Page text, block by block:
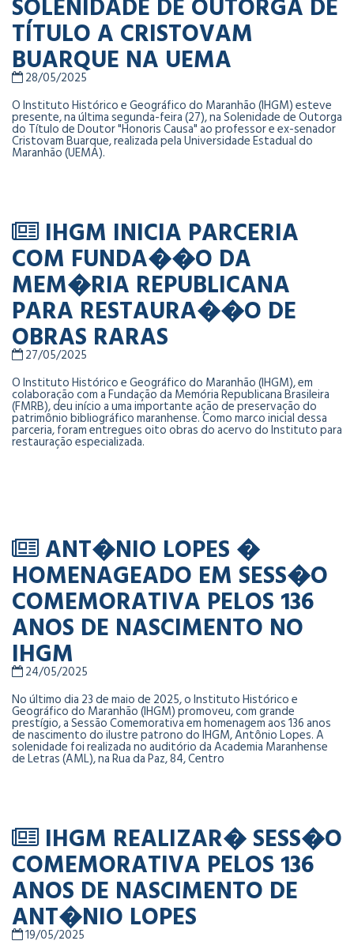
TÍTULO A CRISTOVAM
BUARQUE NA UEMA
28/05/2025
O Instituto Histórico e Geográfico do Maranhão (IHGM) esteve
presente, na última segunda-feira (27), na Solenidade de Outorga
do Título de Doutor "Honoris Causa" ao professor e ex-senador
Cristovam Buarque, realizada pela Universidade Estadual do
Maranhão (UEMA).
IHGM INICIA PARCERIA
COM FUNDA��O DA
MEM�RIA REPUBLICANA
PARA RESTAURA��O DE
OBRAS RARAS
27/05/2025
O Instituto Histórico e Geográfico do Maranhão (IHGM), em
colaboração com a Fundação da Memória Republicana Brasileira
(FMRB), deu início a uma importante ação de preservação do
patrimônio bibliográfico maranhense. Como marco inicial dessa
parceria, foram entregues oito obras do acervo do Instituto para
restauração especializada.
ANT�NIO LOPES �
HOMENAGEADO EM SESS�O
COMEMORATIVA PELOS 136
ANOS DE NASCIMENTO NO
IHGM
24/05/2025
No último dia 23 de maio de 2025, o Instituto Histórico e
Geográfico do Maranhão (IHGM) promoveu, com grande
prestígio, a Sessão Comemorativa em homenagem aos 136 anos
de nascimento do ilustre patrono do IHGM, Antônio Lopes. A
solenidade foi realizada no auditório da Academia Maranhense
de Letras (AML), na Rua da Paz, 84, Centro
IHGM REALIZAR� SESS�O
COMEMORATIVA PELOS 136
ANOS DE NASCIMENTO DE
ANT�NIO LOPES
19/05/2025